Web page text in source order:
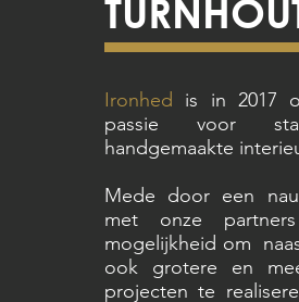
Ironhed is in 2017
passie voor
handgemaakte
Mede door een
met onze
mogelijkheid om
ook grotere en
projecten te